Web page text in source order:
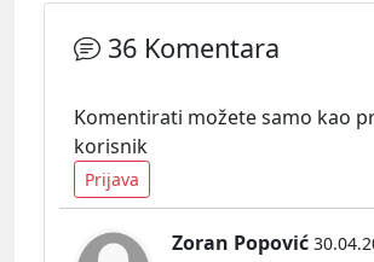
36 Komentara
Komentirati možete samo kao
korisnik
Prijava
Zoran Popović